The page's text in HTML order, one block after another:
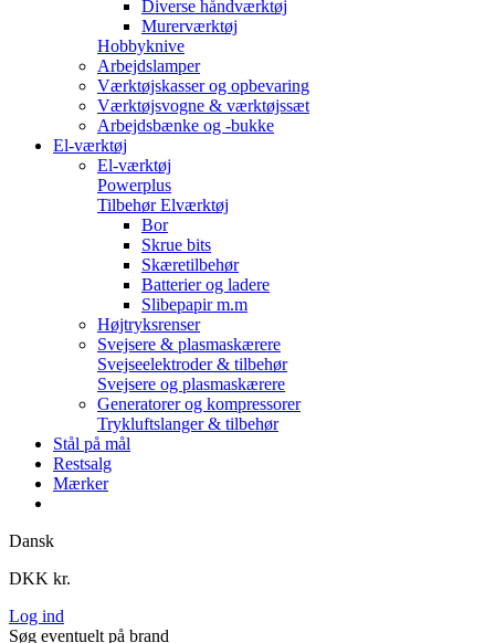
Diverse håndværktøj
Murerværktøj
Hobbyknive
Arbejdslamper
Værktøjskasser og opbevaring
Værktøjsvogne & værktøjssæt
Arbejdsbænke og -bukke
El-værktøj
El-værktøj
Powerplus
Tilbehør Elværktøj
Bor
Skrue bits
Skæretilbehør
Batterier og ladere
Slibepapir m.m
Højtryksrenser
Svejsere & plasmaskærere
Svejseelektroder & tilbehør
Svejsere og plasmaskærere
Generatorer og kompressorer
Trykluftslanger & tilbehør
Stål på mål
Restsalg
Mærker
Dansk
DKK kr.
Log ind
Søg eventuelt på brand